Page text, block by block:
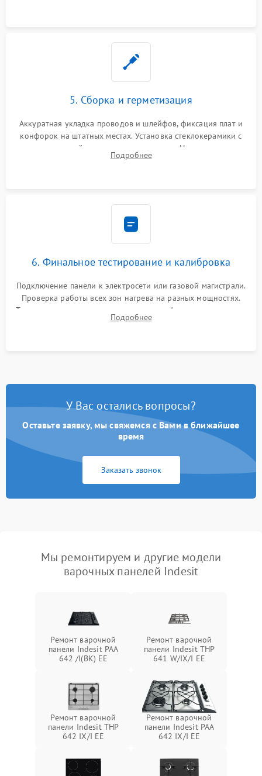
5. Сборка и герметизация
Аккуратная укладка проводов и шлейфов, фиксация плат и
конфорок на штатных местах. Установка стеклокерамики с
проверкой равномерности зазоров. Нанесение
термостойкого герметика или укладка уплотнительной
Подробнее
6. Финальное тестирование и калибровка
Подключение панели к электросети или газовой магистрали.
Проверка работы всех зон нагрева на разных мощностях.
Тестирование сенсорного управления, таймера, индикаторов
остаточного тепла и систем защиты от перегрева.
Подробнее
У Вас остались вопросы?
Оставьте заявку, мы свяжемся с Вами в ближайшее
время
Заказать звонок
Мы ремонтируем и другие модели
варочных панелей Indesit
Ремонт варочной
панели Indesit PAA
642 /I(BK) EE
Ремонт варочной
панели Indesit THP
641 W/IX/I EE
Ремонт варочной
панели Indesit THP
642 IX/I EE
Ремонт варочной
панели Indesit PAA
642 IX/I EE